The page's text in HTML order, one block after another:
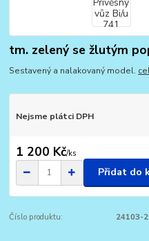
tm. zelený se žlutým
Sestavený a nalakovaný model.
Nejsme plátci DPH
1 200 Kč/ks
Přidat do
Číslo produktu: 24103-2